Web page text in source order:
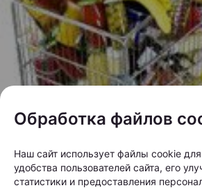
День потребителя
Обработка файлов
Наш сайт использует файлы cookie
удобства пользователей сайта, его
статистики и предоставления